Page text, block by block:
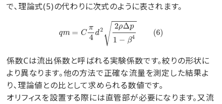
で、理論式(5)の代わりに次式のように表されます。
qm = C
π
4 d2 √ 2ρΔp
1 − β4
(6)
2ρΔp1
係数Cは流出係数と呼ばれる実験係数です。絞りの形状に
より異なります。他の方法で正確な流量を測定した結果よ
り、理論値との比として求められる数値です。
オリフィスを設置する際には直管部が必要になります。又流